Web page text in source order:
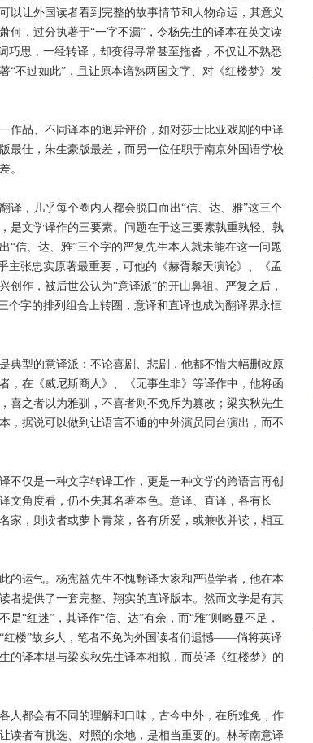
以让外国读者看到完整的故事情节和人物命运，其意义
何，过分执著于“一字不漏”，令杨先生的译本在英文读
巧思，一经转译，却变得寻常甚至拖沓，不仅让不熟悉
“不过如此”，且让原本谙熟两国文字、对《红楼梦》发
品、不同译本的迥异评价，如对莎士比亚戏剧的中译
最佳，朱生豪版最差，而另一位任职于南京外国语学校
。
，几乎每个圈内人都会脱口而出“信、达、雅”这三个
是文学译作的三要素。问题在于这三要素孰重孰轻、孰
“信、达、雅”三个字的严复先生本人就未能在这一问题
主张忠实原著最重要，可他的《赫胥黎天演论》、《孟
创作，被后世公认为“意译派”的开山鼻祖。严复之后，
个字的排列组合上转圈，意译和直译也成为翻译界永恒
型的意译派：不论喜剧、悲剧，他都不惜大幅删改原
，在《威尼斯商人》、《无事生非》等译作中，他将函
喜之者以为雅驯，不喜者则不免斥为篡改；梁实秋先生
，据说可以做到让语言不通的中外演员同台演出，而不
仅是一种文字转译工作，更是一种文学的跨语言再创
文角度看，仍不失其名著本色。意译、直译，各有长
家，则读者或萝卜青菜，各有所爱，或兼收并读，相互
运气。杨宪益先生不愧翻译大家和严谨学者，他在本
者提供了一套完整、翔实的直译版本。然而文学是有其
“红迷”，其译作“信、达”有余，而“雅”则略显不足，
红楼”故乡人，笔者不免为外国读者们遗憾——倘将英译
的译本堪与梁实秋先生译本相拟，而英译《红楼梦》的
都会有不同的理解和口味，古今中外，在所难免，作
读者有挑选、对照的余地，是相当重要的。林琴南意译